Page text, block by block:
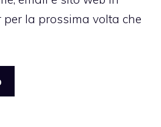
la prossima volta che